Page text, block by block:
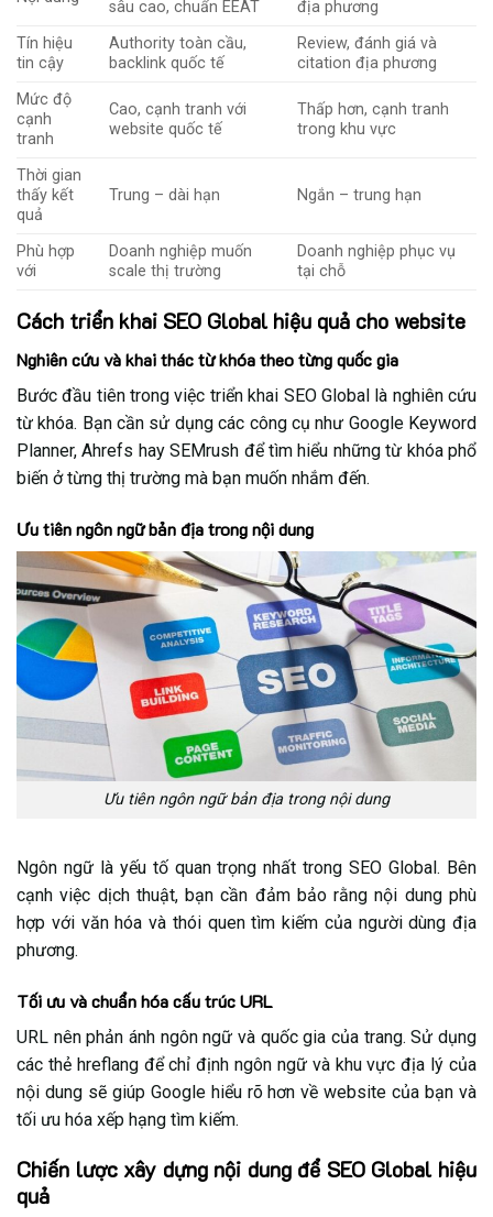
sâu cao, chuẩn EEAT
địa phương
Tín hiệu
tin cậy
Authority toàn cầu,
backlink quốc tế
Review, đánh giá và
citation địa phương
Mức độ
cạnh
tranh
Cao, cạnh tranh với
website quốc tế
Thấp hơn, cạnh tranh
trong khu vực
Thời gian
thấy kết
quả
Trung – dài hạn Ngắn – trung hạn
Phù hợp
với
Doanh nghiệp muốn
scale thị trường
Doanh nghiệp phục vụ
tại chỗ
Cách triển khai SEO Global hiệu quả cho website
Nghiên cứu và khai thác từ khóa theo từng quốc gia
Bước đầu tiên trong việc triển khai SEO Global là nghiên cứu
từ khóa. Bạn cần sử dụng các công cụ như Google Keyword
Planner, Ahrefs hay SEMrush để tìm hiểu những từ khóa phổ
biến ở từng thị trường mà bạn muốn nhắm đến.
Ưu tiên ngôn ngữ bản địa trong nội dung
Ưu tiên ngôn ngữ bản địa trong nội dung
Ngôn ngữ là yếu tố quan trọng nhất trong SEO Global. Bên
cạnh việc dịch thuật, bạn cần đảm bảo rằng nội dung phù
hợp với văn hóa và thói quen tìm kiếm của người dùng địa
phương.
Tối ưu và chuẩn hóa cấu trúc URL
URL nên phản ánh ngôn ngữ và quốc gia của trang. Sử dụng
các thẻ hreflang để chỉ định ngôn ngữ và khu vực địa lý của
nội dung sẽ giúp Google hiểu rõ hơn về website của bạn và
tối ưu hóa xếp hạng tìm kiếm.
Chiến lược xây dựng nội dung để SEO Global hiệu
quả